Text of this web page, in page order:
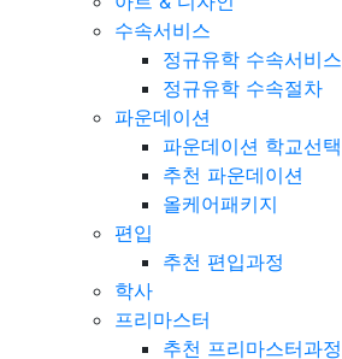
수속서비스
정규유학 수속서비스
정규유학 수속절차
파운데이션
파운데이션 학교선택
추천 파운데이션
올케어패키지
편입
추천 편입과정
학사
프리마스터
추천 프리마스터과정